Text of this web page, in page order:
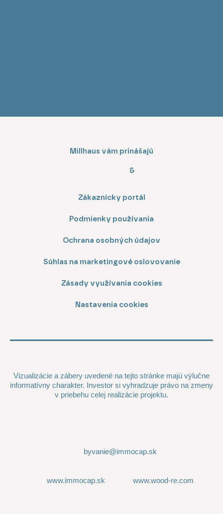
Millhaus vám prinášajú
&
Zákaznícky portál
Podmienky používania
Ochrana osobných údajov
Súhlas na marketingové oslovovanie
Zásady využívania cookies
Nastavenia cookies
Vizualizácie a zábery uvedené na tejto stránke majú výlučne
informatívny charakter. Investor si vyhradzuje právo na zmeny
v priebehu celej realizácie projektu.
byvanie@immocap.sk
www.immocap.sk www.wood-re.com